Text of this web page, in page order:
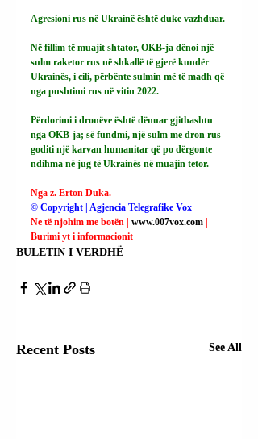
Agresioni rus në Ukrainë është duke vazhduar.
Në fillim të muajit shtator, OKB-ja dënoi një
sulm raketor rus në shkallë të gjerë kundër
Ukrainës, i cili, përbënte sulmin më të madh që
nga pushtimi rus në vitin 2022.
Përdorimi i dronëve është dënuar gjithashtu
nga OKB-ja; së fundmi, një sulm me dron rus
goditi një karvan humanitar që po dërgonte
ndihma në jug të Ukrainës në muajin tetor.
Nga z. Erton Duka.
© Copyright | Agjencia Telegrafike Vox
Ne të njohim me botën | www.007vox.com |
Burimi yt i informacionit
BULETIN I VERDHË
Recent Posts See All